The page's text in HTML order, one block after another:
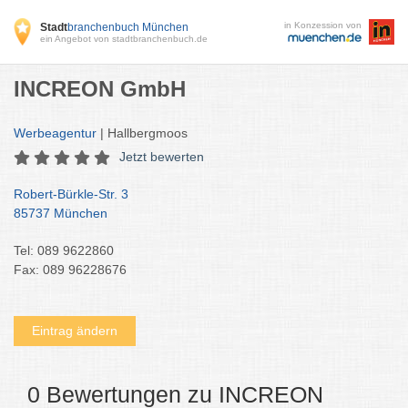
Stadtbranchenbuch München
ein Angebot von stadtbranchenbuch.de
in Konzession von
INCREON GmbH
Werbeagentur | Hallbergmoos
Jetzt bewerten
Robert-Bürkle-Str. 3
85737 München
Tel: 089 9622860
Fax: 089 96228676
Eintrag ändern
0 Bewertungen zu INCREON